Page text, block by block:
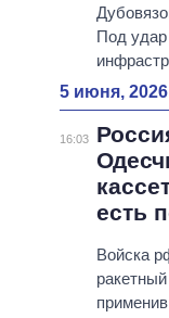
Под удар
5 июня, 2026
16:03
есть
Войска